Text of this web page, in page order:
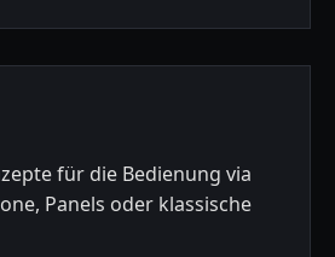
für die Bedienung via
Panels oder klassische